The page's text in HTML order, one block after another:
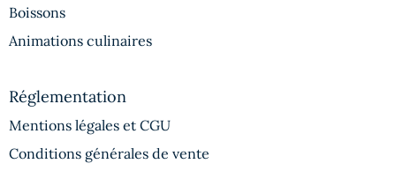
Boissons
Animations culinaires
Réglementation
Mentions légales et CGU
Conditions générales de vente